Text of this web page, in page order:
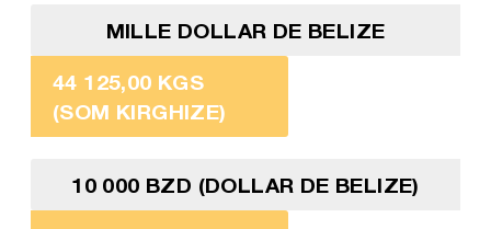
MILLE DOLLAR DE BELIZE
44 125,00 KGS
(SOM KIRGHIZE)
10 000 BZD (DOLLAR DE BELIZE)